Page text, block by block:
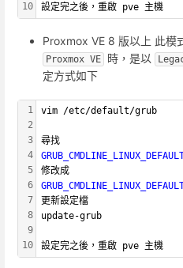
10
設定完之後，重啟 pve 主機
Proxmox VE 8 版以上 此模
Proxmox VE 時，是以
定方式如下
1
2
3
4
5
6
7
8
9
10
vim /etc/default/grub
尋找
修改成
更新設定檔
update-grub
設定完之後，重啟 pve 主機